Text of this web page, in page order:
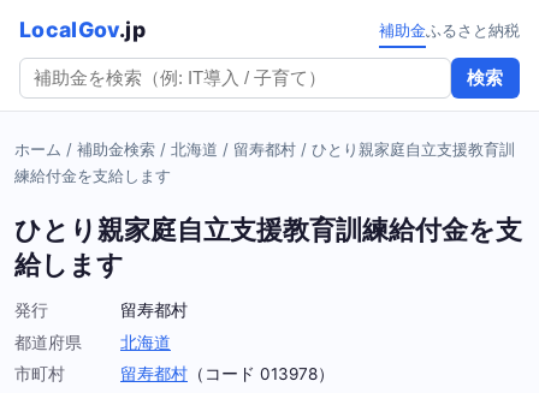
LocalGov.jp
検索
補助金ふるさと納税
ホーム / 補助金検索 / 北海道 / 留寿都村 / ひとり親家庭自立支援教育訓
練給付金を支給します
ひとり親家庭自立支援教育訓練給付金を支
給します
発行
留寿都村
都道府県
北海道
市町村
留寿都村 （コード 013978）